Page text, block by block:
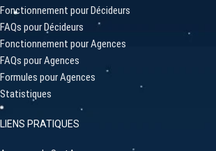
Fonctionnement pour Décideurs
FAQs pour Décideurs
Fonctionnement pour Agences
FAQs pour Agences
Formules pour Agences
Statistiques
LIENS PRATIQUES